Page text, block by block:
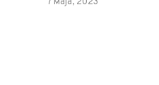
7 маја, 2023